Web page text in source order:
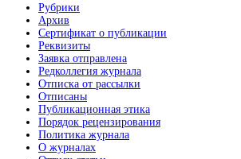
Рубрики
Архив
Сертификат о публикации
Реквизиты
Заявка отправлена
Редколлегия журнала
Отписка от рассылки
Отписаны
Публикационная этика
Порядок рецензирования
Политика журнала
О журналах